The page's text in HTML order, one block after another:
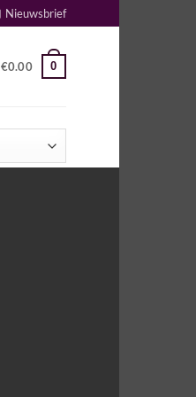
Nieuwsbrief
€0.00 0